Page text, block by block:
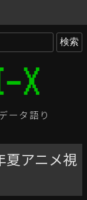
ータ語り
夏アニメ視